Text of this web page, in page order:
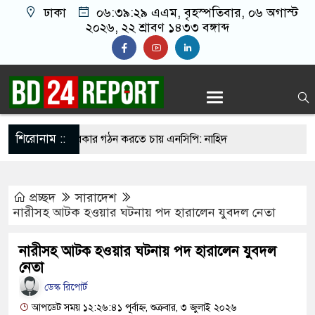
ঢাকা ০৬:৩৯:৩০ এএম, বৃহস্পতিবার, ০৬ অগাস্ট
২০২৬, ২২ শ্রাবণ ১৪৩৩ বঙ্গাব্দ
শিরোনাম ::
মধ্যে সরকার গঠন করতে চায় এনসিপি: নাহিদ
ওদের?”, ফোনে শিক্ষার্থীদের ওপর হামলার নির্দেশ
চাইলেও ফিফা সভাপতি পদেই থাকছেন ইনফান্তিনো
মাতরম’ গাইলে ‘আকাশ ভেঙে পড়বে না’: কলকাতা
প্রচ্ছদ
সারাদেশ
নারীসহ আটক হওয়ার ঘটনায় পদ হারালেন যুবদল নেতা
নারীসহ আটক হওয়ার ঘটনায় পদ হারালেন যুবদল
নেতা
ডেস্ক রিপোর্ট
আপডেট সময় ১২:২৬:৪১ পূর্বাহ্ন, শুক্রবার, ৩ জুলাই ২০২৬